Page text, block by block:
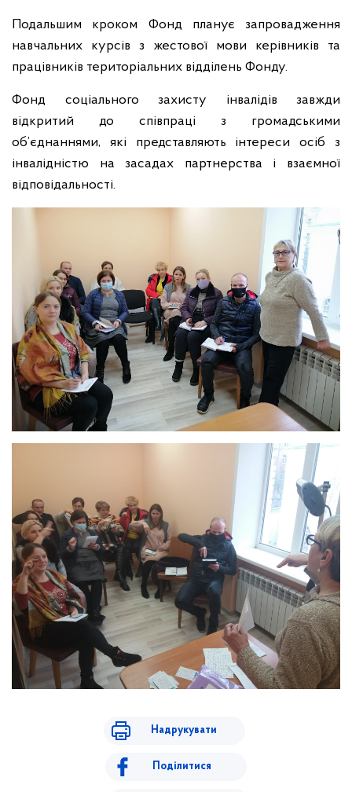
Подальшим кроком Фонд планує запровадження
навчальних курсів з жестової мови керівників та
працівників територіальних відділень Фонду.
Фонд соціального захисту інвалідів завжди
відкритий до співпраці з громадськими
об’єднаннями, які представляють інтереси осіб з
інвалідністю на засадах партнерства і взаємної
відповідальності.
Надрукувати
Поділитися